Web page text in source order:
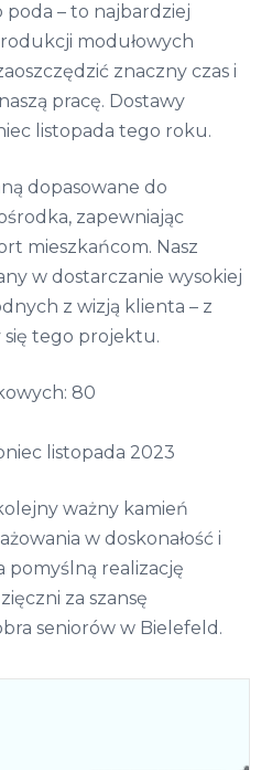
– to najbardziej
modułowych
znaczny czas i
pracę. Dostawy
listopada tego roku.
dopasowane do
zapewniając
mieszkańcom. Nasz
w dostarczanie wysokiej
z wizją klienta – z
tego projektu.
80
listopada 2023
ważny kamień
w doskonałość i
pomyślną realizację
za szansę
seniorów w Bielefeld.